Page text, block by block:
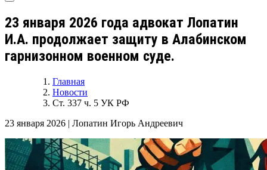
23 января 2026 года адвокат Лопатин
И.А. продолжает защиту в Алабинском
гарнизонном военном суде.
Главная
Новости
Ст. 337 ч. 5 УК РФ
23 января 2026 | Лопатин Игорь Андреевич